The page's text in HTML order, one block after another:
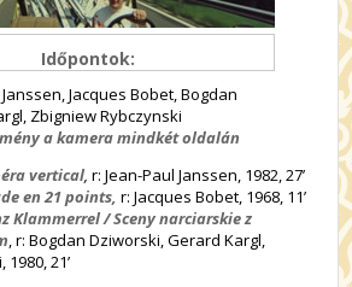
Időpontok:
Jacques Bobet, Bogdan
Zbigniew Rybczynski
a kamera mindkét oldalán
vertical, r: Jean-Paul Janssen, 1982, 27’
en 21 points, r: Jacques Bobet, 1968, 11’
Klammerrel / Sceny narciarskie z
, r: Bogdan Dziworski, Gerard Kargl,
21’